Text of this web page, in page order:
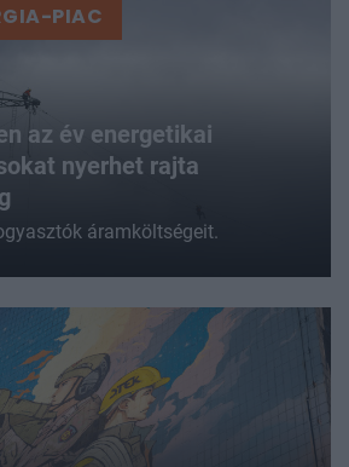
PIAC
az év energetikai
nyerhet rajta
áramköltségeit.